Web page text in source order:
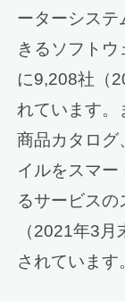
ーターシステ
きるソフト
に9,208社（
れています
商品カタログ
イルをスマ
るサービス
（2021年3
されています